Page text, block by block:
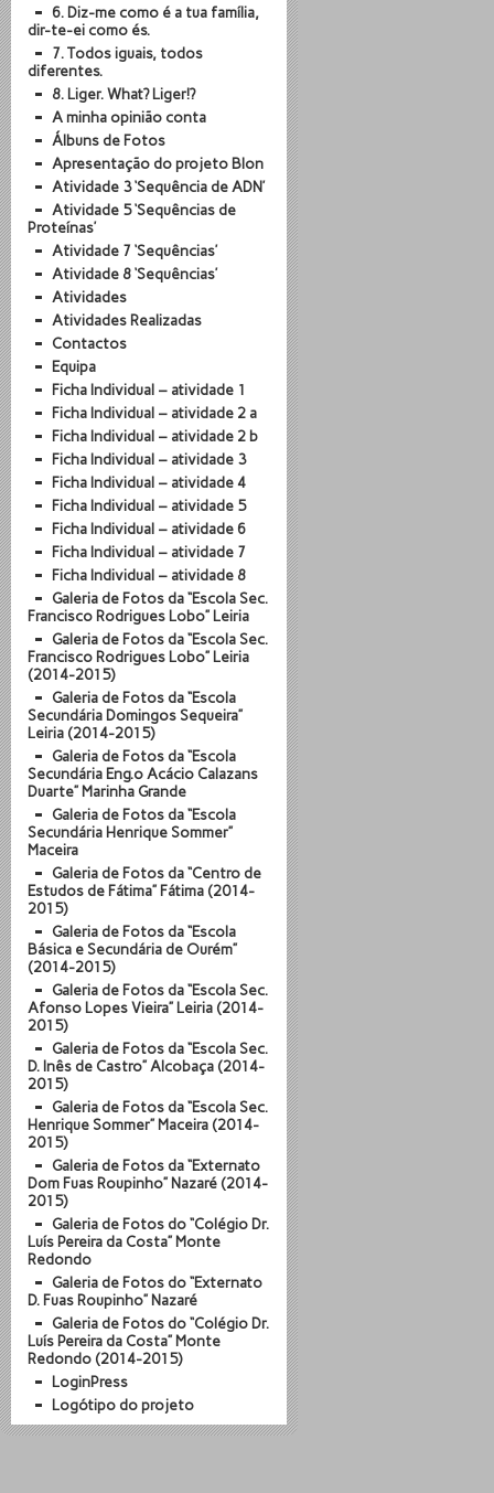
6. Diz-me como é a tua família,
dir-te-ei como és.
7. Todos iguais, todos
diferentes.
8. Liger. What? Liger!?
A minha opinião conta
Álbuns de Fotos
Apresentação do projeto BIon
Atividade 3 ‘Sequência de ADN’
Atividade 5 ‘Sequências de
Proteínas’
Atividade 7 ‘Sequências’
Atividade 8 ‘Sequências’
Atividades
Atividades Realizadas
Contactos
Equipa
Ficha Individual – atividade 1
Ficha Individual – atividade 2 a
Ficha Individual – atividade 2 b
Ficha Individual – atividade 3
Ficha Individual – atividade 4
Ficha Individual – atividade 5
Ficha Individual – atividade 6
Ficha Individual – atividade 7
Ficha Individual – atividade 8
Galeria de Fotos da “Escola Sec.
Francisco Rodrigues Lobo” Leiria
Galeria de Fotos da “Escola Sec.
Francisco Rodrigues Lobo” Leiria
(2014-2015)
Galeria de Fotos da “Escola
Secundária Domingos Sequeira”
Leiria (2014-2015)
Galeria de Fotos da “Escola
Secundária Eng.º Acácio Calazans
Duarte” Marinha Grande
Galeria de Fotos da “Escola
Secundária Henrique Sommer”
Maceira
Galeria de Fotos da “Centro de
Estudos de Fátima” Fátima (2014-
2015)
Galeria de Fotos da “Escola
Básica e Secundária de Ourém”
(2014-2015)
Galeria de Fotos da “Escola Sec.
Afonso Lopes Vieira” Leiria (2014-
2015)
Galeria de Fotos da “Escola Sec.
D. Inês de Castro” Alcobaça (2014-
2015)
Galeria de Fotos da “Escola Sec.
Henrique Sommer” Maceira (2014-
2015)
Galeria de Fotos da “Externato
Dom Fuas Roupinho” Nazaré (2014-
2015)
Galeria de Fotos do “Colégio Dr.
Luís Pereira da Costa” Monte
Redondo
Galeria de Fotos do “Externato
D. Fuas Roupinho” Nazaré
Galeria de Fotos do “Colégio Dr.
Luís Pereira da Costa” Monte
Redondo (2014-2015)
LoginPress
Logótipo do projeto